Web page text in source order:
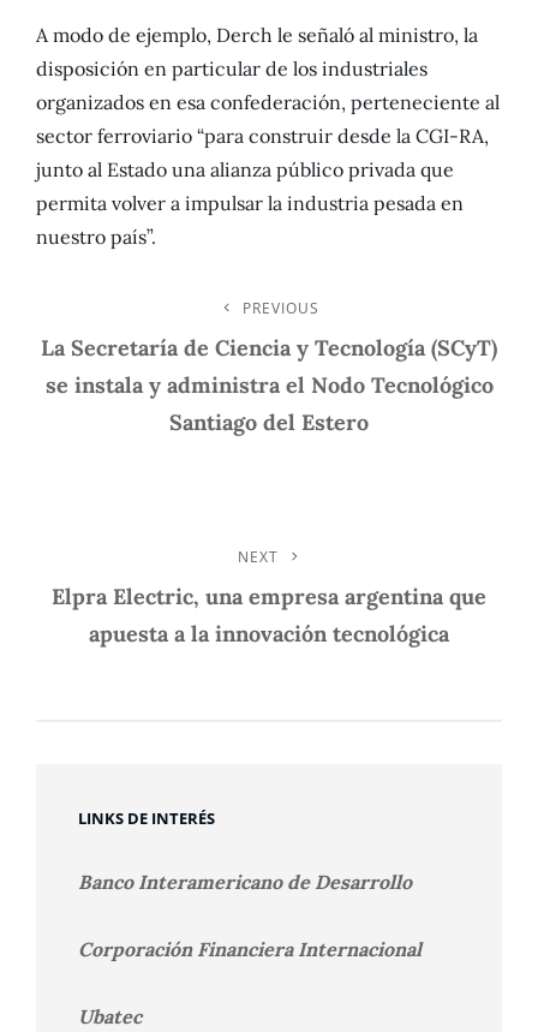
A modo de ejemplo, Derch le señaló al ministro, la
disposición en particular de los industriales
organizados en esa confederación, perteneciente al
sector ferroviario “para construir desde la CGI-RA,
junto al Estado una alianza público privada que
permita volver a impulsar la industria pesada en
nuestro país”.
De
Entradas
Post
PREVIOUS
La Secretaría de Ciencia y Tecnología (SCyT)
se instala y administra el Nodo Tecnológico
Santiago del Estero
Post
NEXT
Elpra Electric, una empresa argentina que
apuesta a la innovación tecnológica
LINKS DE INTERÉS
Banco Interamericano de Desarrollo
Corporación Financiera Internacional
Ubatec